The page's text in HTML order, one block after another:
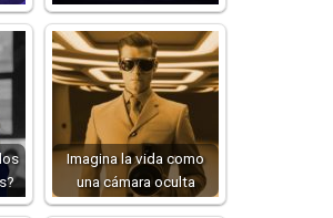
Imagina la vida como
una cámara oculta